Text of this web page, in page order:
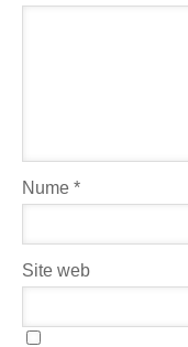
Nume *
Site web